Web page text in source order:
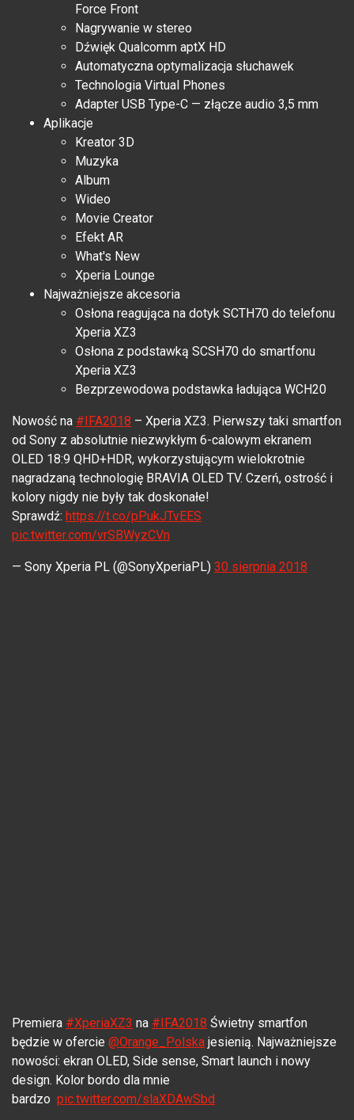
Force Front
Nagrywanie w stereo
Dźwięk Qualcomm aptX HD
Automatyczna optymalizacja słuchawek
Technologia Virtual Phones
Adapter USB Type-C — złącze audio 3,5 mm
Aplikacje
Kreator 3D
Muzyka
Album
Wideo
Movie Creator
Efekt AR
What's New
Xperia Lounge
Najważniejsze akcesoria
Osłona reagująca na dotyk SCTH70 do telefonu
Xperia XZ3
Osłona z podstawką SCSH70 do smartfonu
Xperia XZ3
Bezprzewodowa podstawka ładująca WCH20
Nowość na #IFA2018 – Xperia XZ3. Pierwszy taki smartfon
od Sony z absolutnie niezwykłym 6-calowym ekranem
OLED 18:9 QHD+HDR, wykorzystującym wielokrotnie
nagradzaną technologię BRAVIA OLED TV. Czerń, ostrość i
kolory nigdy nie były tak doskonałe!
Sprawdź: https://t.co/pPukJTvEES
pic.twitter.com/vrSBWyzCVn
— Sony Xperia PL (@SonyXperiaPL) 30 sierpnia 2018
Premiera #XperiaXZ3 na #IFA2018 Świetny smartfon
będzie w ofercie @Orange_Polska jesienią. Najważniejsze
nowości: ekran OLED, Side sense, Smart launch i nowy
design. Kolor bordo dla mnie
bardzo pic.twitter.com/slaXDAwSbd